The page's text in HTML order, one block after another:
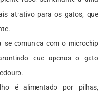
atrativo para os gatos, que
se comunica com o microchip
que apenas o gato
é alimentado por pilhas,